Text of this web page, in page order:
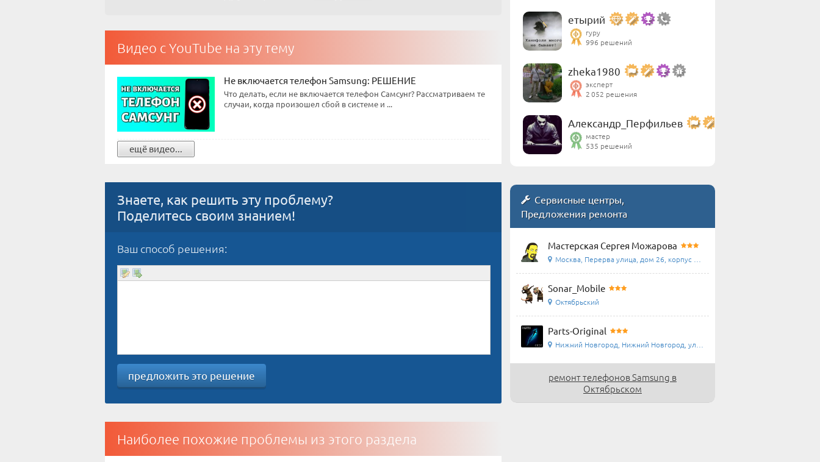
Видео с YouTube на эту тему
Не включается телефон Samsung: РЕШЕНИЕ
Что делать, если не включается телефон Самсунг? Рассматриваем те
случаи, когда произошел сбой в системе и ...
ещё видео...
Знаете, как решить эту проблему?
Поделитесь своим знанием!
Ваш способ решения:
предложить это решение
Наиболее похожие проблемы из этого раздела
етырий
гуру
996 решений
zheka1980
эксперт
2 052 решения
Александр_Перфильев
мастер
535 решений
Сервисные центры,
Предложения ремонта
Мастерская Сергея Можарова
Москва, Перерва улица, дом 26, корпус 1, домофон ...
Sonar_Mobile
Октябрьский
Parts-Original
Нижний Новгород, Нижний Новгород, ул.Островского ...
ремонт телефонов Samsung в
Октябрьском